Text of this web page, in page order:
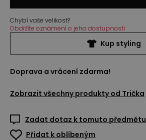
Chybí vaše velikost?
Obdržíte oznámení o jeho dostupnosti
Kup styling
Doprava a vrácení zdarma!
Zobrazit všechny produkty od Trička
Zadat dotaz k tomuto předmětu
Přidat k oblíbeným